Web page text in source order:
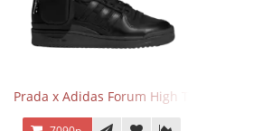
Prada x Adidas Forum High Triple Black